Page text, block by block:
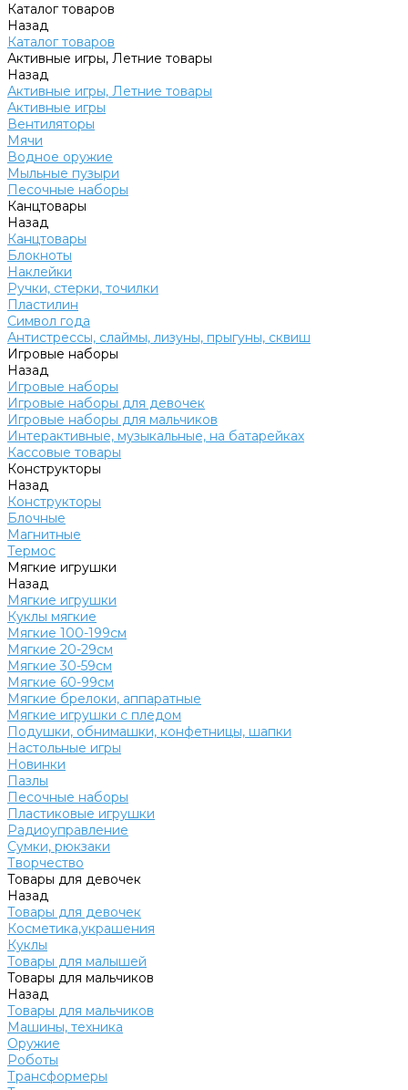
Каталог товаров
Назад
Каталог товаров
Активные игры, Летние товары
Назад
Активные игры, Летние товары
Активные игры
Вентиляторы
Мячи
Водное оружие
Мыльные пузыри
Песочные наборы
Канцтовары
Назад
Канцтовары
Блокноты
Наклейки
Ручки, стерки, точилки
Пластилин
Символ года
Антистрессы, слаймы, лизуны, прыгуны, сквиш
Игровые наборы
Назад
Игровые наборы
Игровые наборы для девочек
Игровые наборы для мальчиков
Интерактивные, музыкальные, на батарейках
Кассовые товары
Конструкторы
Назад
Конструкторы
Блочные
Магнитные
Термос
Мягкие игрушки
Назад
Мягкие игрушки
Куклы мягкие
Мягкие 100-199см
Мягкие 20-29см
Мягкие 30-59см
Мягкие 60-99см
Мягкие брелоки, аппаратные
Мягкие игрушки с пледом
Подушки, обнимашки, конфетницы, шапки
Настольные игры
Новинки
Пазлы
Песочные наборы
Пластиковые игрушки
Радиоуправление
Сумки, рюкзаки
Творчество
Товары для девочек
Назад
Товары для девочек
Косметика,украшения
Куклы
Товары для малышей
Товары для мальчиков
Назад
Товары для мальчиков
Машины, техника
Оружие
Роботы
Трансформеры